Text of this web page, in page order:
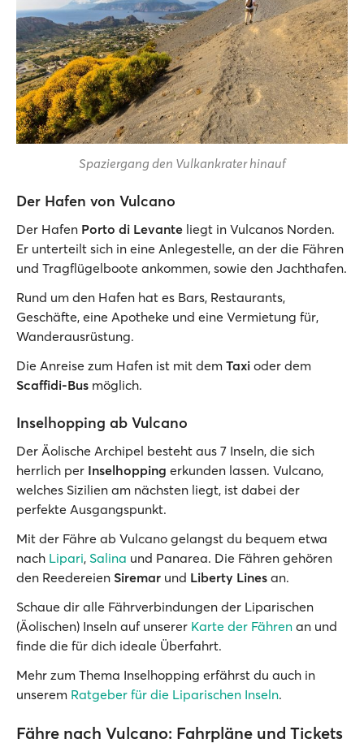
Spaziergang den Vulkankrater hinauf
Der Hafen von Vulcano
Der Hafen Porto di Levante liegt in Vulcanos Norden.
Er unterteilt sich in eine Anlegestelle, an der die Fähren
und Tragflügelboote ankommen, sowie den Jachthafen.
Rund um den Hafen hat es Bars, Restaurants,
Geschäfte, eine Apotheke und eine Vermietung für,
Wanderausrüstung.
Die Anreise zum Hafen ist mit dem Taxi oder dem
Scaffidi-Bus möglich.
Inselhopping ab Vulcano
Der Äolische Archipel besteht aus 7 Inseln, die sich
herrlich per Inselhopping erkunden lassen. Vulcano,
welches Sizilien am nächsten liegt, ist dabei der
perfekte Ausgangspunkt.
Mit der Fähre ab Vulcano gelangst du bequem etwa
nach Lipari, Salina und Panarea. Die Fähren gehören
den Reedereien Siremar und Liberty Lines an.
Schaue dir alle Fährverbindungen der Liparischen
(Äolischen) Inseln auf unserer Karte der Fähren an und
finde die für dich ideale Überfahrt.
Mehr zum Thema Inselhopping erfährst du auch in
unserem Ratgeber für die Liparischen Inseln.
Fähre nach Vulcano: Fahrpläne und Tickets